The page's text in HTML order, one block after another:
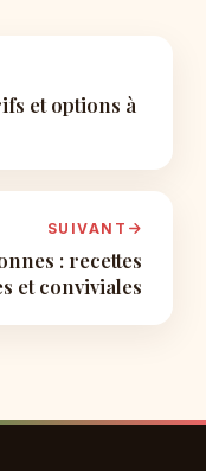
et options à
SUIVANT
: recettes
et conviviales